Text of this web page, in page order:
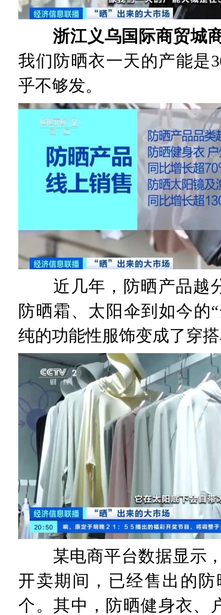
浙江义乌国际商贸城
我们防晒衣一天的产能是
乎不够发。
近几年，防晒产品越
防晒霜、太阳伞到如今的
纯的功能性服饰变成了穿
某电商平台数据显示，
开卖期间，已经售出的防
个。其中，防晒健身衣、